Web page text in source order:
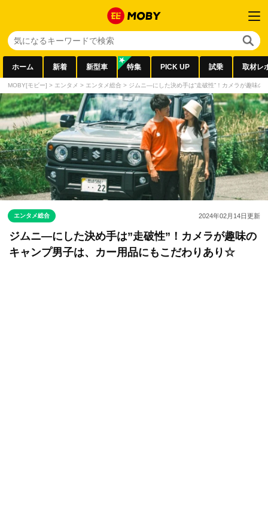
ホーム 新着 新型車 特集 PICK UP 試乗 取材レ
MOBY[モビー] > エンタメ > エンタメ総合 > ジムニ―にした決め手は”走破性”！カメラが趣味
エンタメ総合 2024年02月14日更新
ジムニ―にした決め手は”走破性”！カメラが趣味の
キャンプ男子は、カー用品にもこだわりあり☆